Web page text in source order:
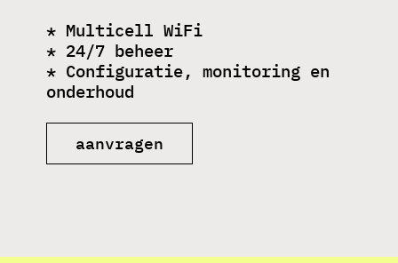
* Multicell WiFi
* 24/7 beheer
* Configuratie, monitoring en
onderhoud
aanvragen